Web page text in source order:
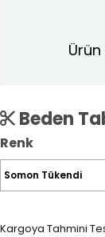
Ürün
Beden
Renk
Kargoya Tahmini